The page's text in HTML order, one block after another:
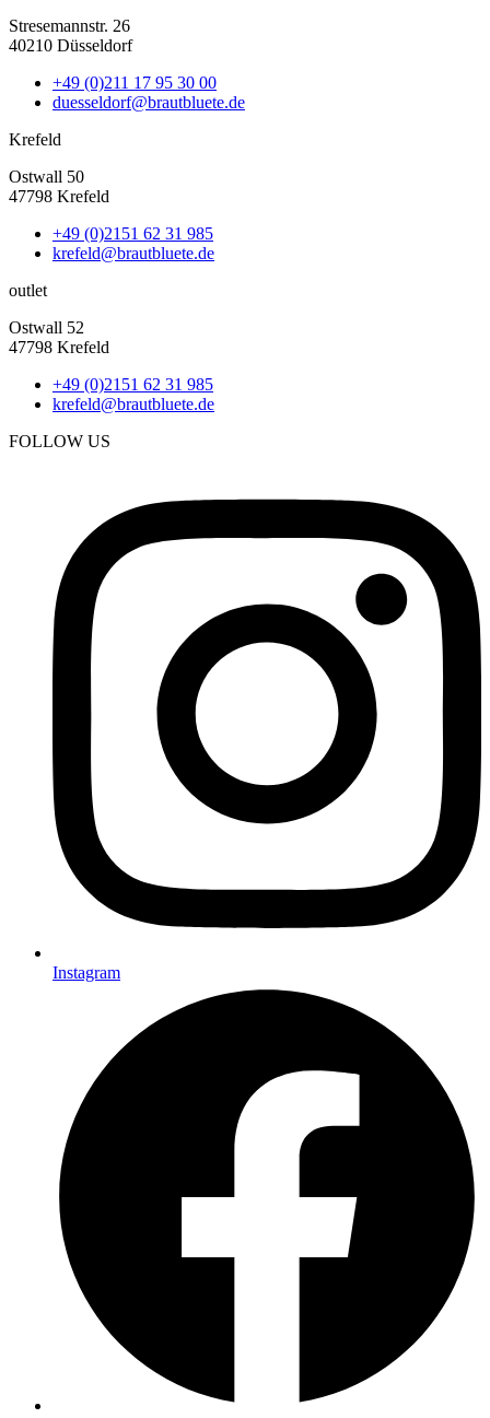
Stresemannstr. 26
40210 Düsseldorf
+49 (0)211 17 95 30 00
duesseldorf@brautbluete.de
Krefeld
Ostwall 50
47798 Krefeld
+49 (0)2151 62 31 985
krefeld@brautbluete.de
outlet
Ostwall 52
47798 Krefeld
+49 (0)2151 62 31 985
krefeld@brautbluete.de
FOLLOW US
Instagram